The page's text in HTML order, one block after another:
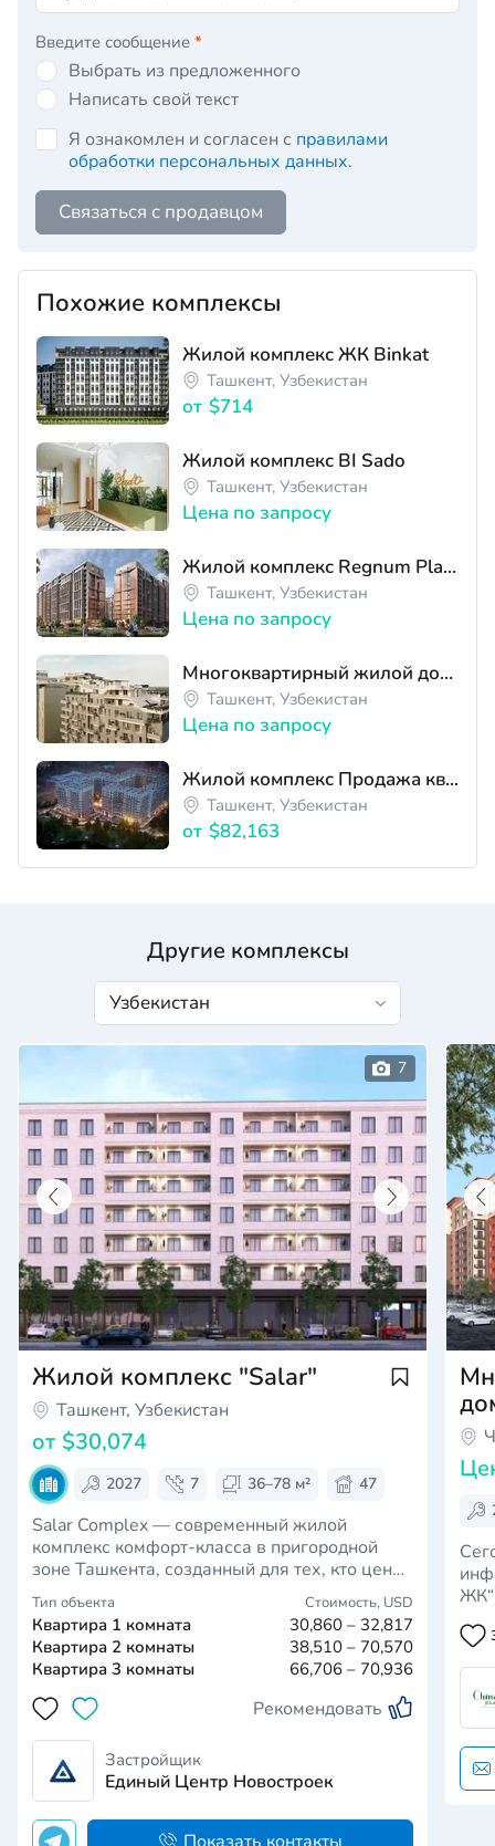
Введите сообщение *
Выбрать из предложенного
Написать свой текст
Я ознакомлен и согласен с правилами
обработки персональных данных.
Связаться с продавцом
Похожие комплексы
Жилой комплекс ЖК Binkat
Ташкент, Узбекистан
от $714
Жилой комплекс BI Sado
Ташкент, Узбекистан
Цена по запросу
Жилой комплекс Regnum Plaza
Ташкент, Узбекистан
Цена по запросу
Многоквартирный жилой дом ЖК Italiano Vero
Ташкент, Узбекистан
Цена по запросу
Жилой комплекс Продажа квартир Uchtepa Residence | Комфорт-класс 3-4 ком. квартиры в Учтепе
Ташкент, Узбекистан
от $82,163
Другие комплексы
Жилой комплекс "Salar"
Ташкент, Узбекистан
от $30,074
2027 7 36–78 м² 47
Salar Complex — современный жилой
комплекс комфорт-класса в пригородной
зоне Ташкента, созданный для тех, кто ценит
спокойную атмосферу, функциональные
планировки и выгодное сочетание городской
инфраструктуры с пригородным уровнем
жизни. ✨ Архитектурная концепция Проект
выполнен в совр…
Тип объекта Стоимость, USD
Квартира 1 комната
30,860 – 32,817
Квартира 2 комнаты
38,510 – 70,570
Квартира 3 комнаты
66,706 – 70,936
Рекомендовать
Застройщик
Единый Центр Новостроек